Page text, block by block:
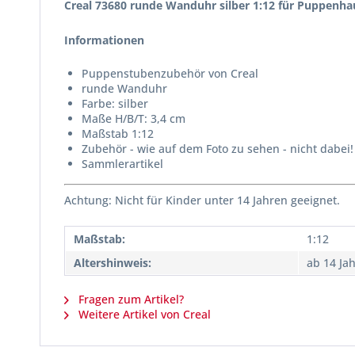
Creal 73680 runde Wanduhr silber 1:12 für
Informationen
Puppenstubenzubehör von Creal
runde Wanduhr
Farbe: silber
Maße H/B/T: 3,4 cm
Maßstab 1:12
Zubehör - wie auf dem Foto zu sehen - nicht dabei!
Sammlerartikel
Achtung: Nicht für Kinder unter 14 Jahren geeignet.
Maßstab:
1:12
Altershinweis:
ab 14
Fragen zum Artikel?
Weitere Artikel von Creal